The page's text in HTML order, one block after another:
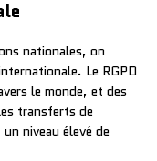
nationales, on
Le RGPD
le monde, et des
transferts de
niveau élevé de